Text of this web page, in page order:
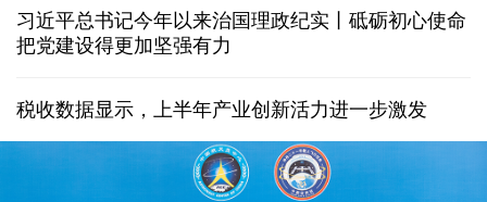
习近平总书记今年以来治国理政纪实丨砥砺初心使命
把党建设得更加坚强有力
税收数据显示，上半年产业创新活力进一步激发